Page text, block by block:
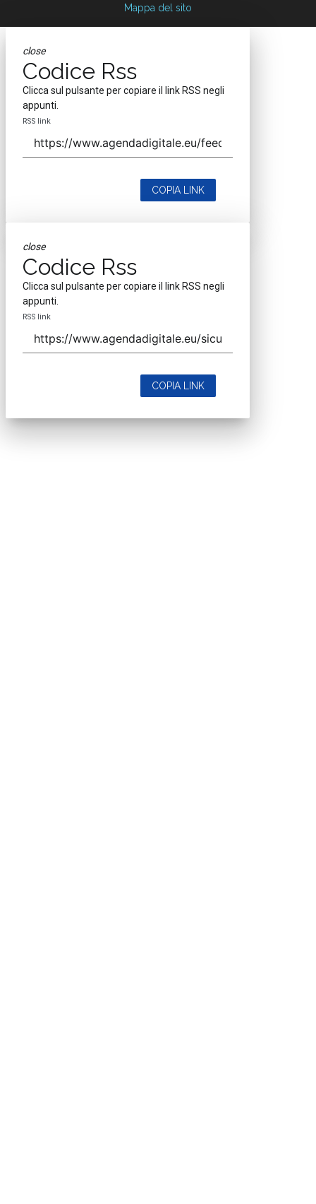
Mappa del sito
close
Codice Rss
Clicca sul pulsante per copiare il link RSS negli
appunti.
RSS link
COPIA LINK
close
Codice Rss
Clicca sul pulsante per copiare il link RSS negli
appunti.
RSS link
COPIA LINK